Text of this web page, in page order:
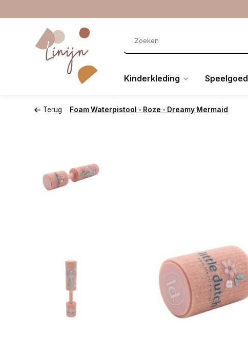
Kinderkleding Speelgoed
Terug Foam Waterpistool - Roze - Dreamy Mermaid